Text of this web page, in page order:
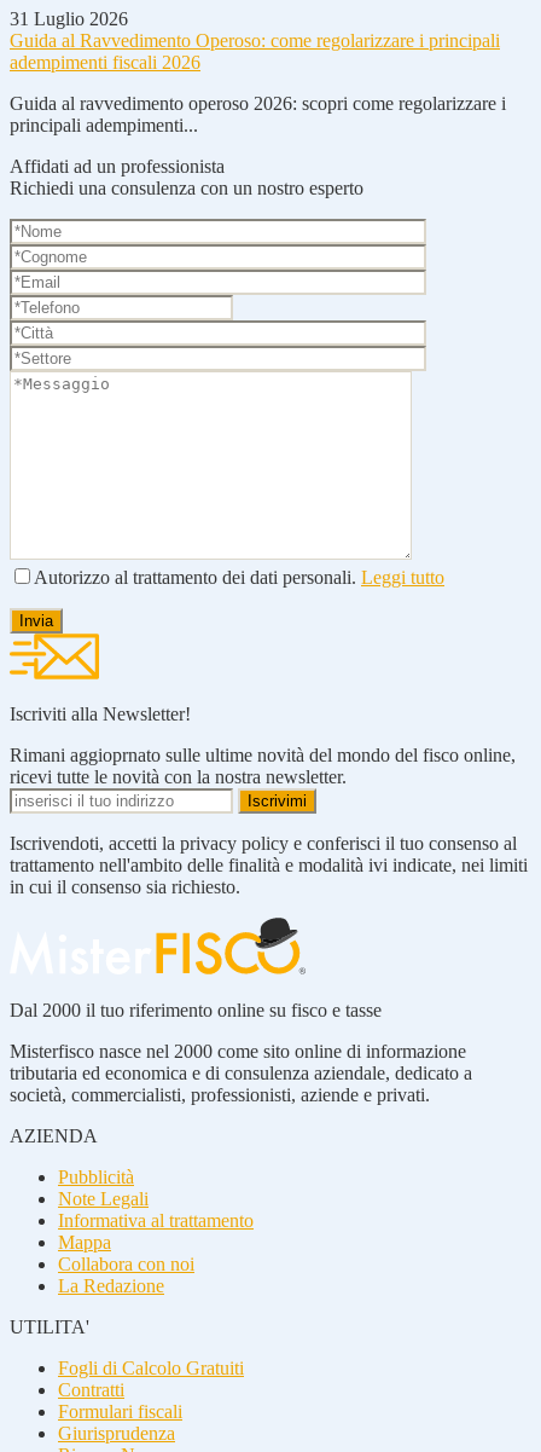
31 Luglio 2026
Guida al Ravvedimento Operoso: come regolarizzare i principali
adempimenti fiscali 2026
Guida al ravvedimento operoso 2026: scopri come regolarizzare i
principali adempimenti...
Affidati ad un professionista
Richiedi una consulenza con un nostro esperto
Autorizzo al trattamento dei dati personali. Leggi tutto
Iscriviti alla Newsletter!
Rimani aggioprnato sulle ultime novità del mondo del fisco online,
ricevi tutte le novità con la nostra newsletter.
Iscrivendoti, accetti la privacy policy e conferisci il tuo consenso al
trattamento nell'ambito delle finalità e modalità ivi indicate, nei limiti
in cui il consenso sia richiesto.
Dal 2000 il tuo riferimento online su fisco e tasse
Misterfisco nasce nel 2000 come sito online di informazione
tributaria ed economica e di consulenza aziendale, dedicato a
società, commercialisti, professionisti, aziende e privati.
AZIENDA
Pubblicità
Note Legali
Informativa al trattamento
Mappa
Collabora con noi
La Redazione
UTILITA'
Fogli di Calcolo Gratuiti
Contratti
Formulari fiscali
Giurisprudenza